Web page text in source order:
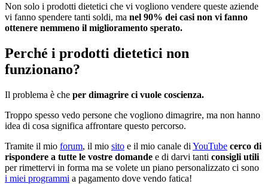
Non solo i prodotti dietetici che vi vogliono vendere queste aziende
vi fanno spendere tanti soldi, ma nel 90% dei casi non vi fanno
ottenere nemmeno il miglioramento sperato.
Perché i prodotti dietetici non
funzionano?
Il problema è che per dimagrire ci vuole coscienza.
Troppo spesso vedo persone che vogliono dimagrire, ma non hanno
idea di cosa significa affrontare questo percorso.
Tramite il mio forum, il mio sito e il mio canale di YouTube cerco di
rispondere a tutte le vostre domande e di darvi tanti consigli utili
per rimettervi in forma ma se volete un piano personalizzato ci sono
i miei programmi a pagamento dove vendo fatica!